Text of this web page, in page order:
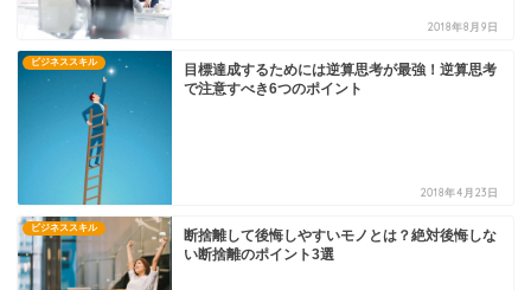
2018年8月9日
ビジネススキル
目標達成するためには逆算思考が最強！逆算思考
で注意すべき6つのポイント
2018年4月23日
ビジネススキル
断捨離して後悔しやすいモノとは？絶対後悔しな
い断捨離のポイント3選